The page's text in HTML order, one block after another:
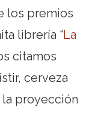
los premios
librería “La
citamos
cerveza
la proyección